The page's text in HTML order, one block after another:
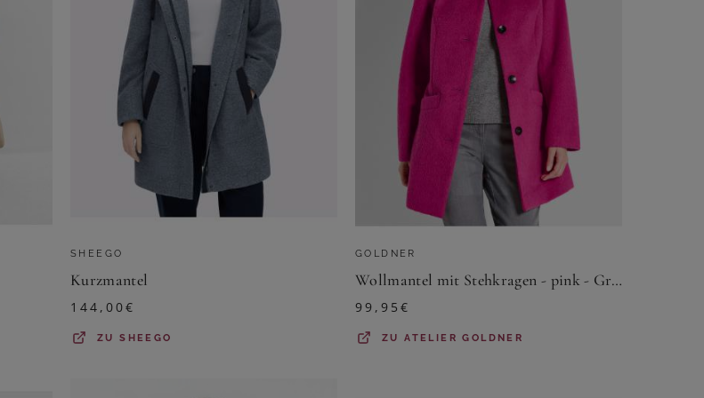
SHEEGO
Kurzmantel
144,00€
ZUSHEEGO
GOLDNER
Wollmantel mit Stehkragen - pink - Gr. 19 von Goldner Fashion
99,95€
ZUATELIER GOLDNER